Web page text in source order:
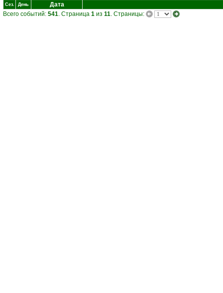
Сез. День
Дата
Всего событий: 541. Страница 1 из 11. Страницы: